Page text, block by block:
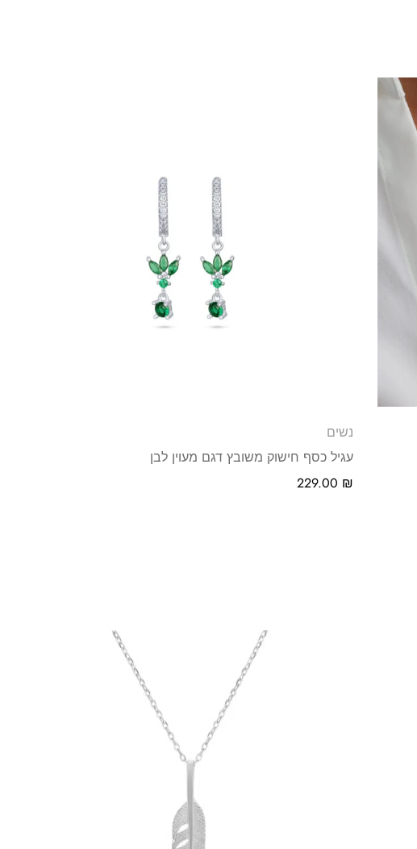
נשים
עגיל כסף חישוק משובץ דגם מעוין לבן
229.00 ₪